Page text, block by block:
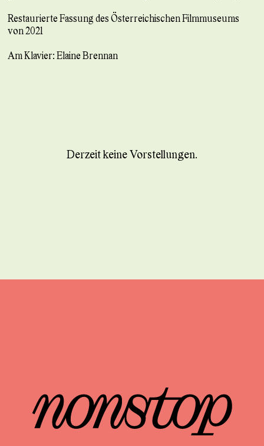
Derzeit keine Vorstellungen.
Restaurierte Fassung des Österreichischen Filmmuseums
von 2021
Am Klavier: Elaine Brennan